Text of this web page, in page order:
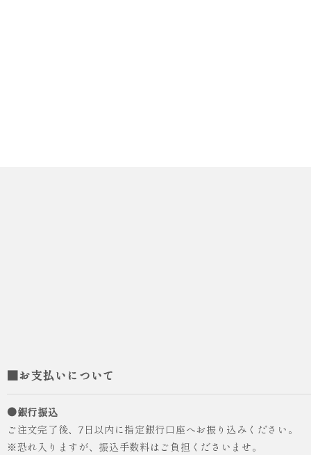
■お支払いについて
●銀行振込
ご注文完了後、7日以内に指定銀行口座へお振り込みください。
※恐れ入りますが、振込手数料はご負担くださいませ。